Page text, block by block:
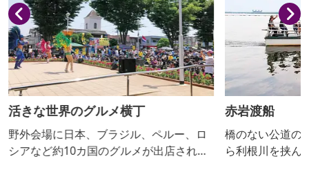
活きな世界のグルメ横丁
野外会場に日本、ブラジル、ペルー、ロ
シアなど約10カ国のグルメが出店され、
赤岩渡船
橋のない公道の
ら利根川を挟ん